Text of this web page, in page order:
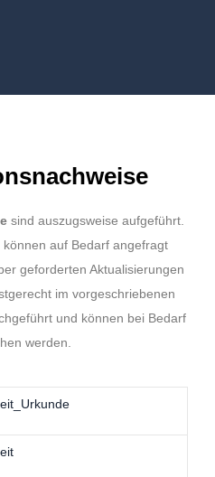
sind auszugsweise aufgeführt.
können auf Bedarf angefragt
geforderten Aktualisierungen
im vorgeschriebenen
und können bei Bedarf
werden.